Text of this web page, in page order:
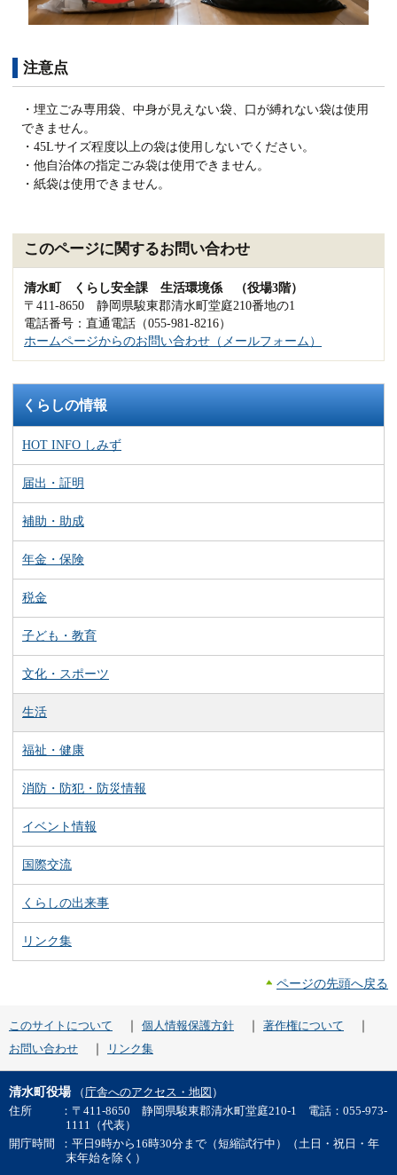
注意点
・埋立ごみ専用袋、中身が見えない袋、口が縛れない袋は使用
できません。
・45Lサイズ程度以上の袋は使用しないでください。
・他自治体の指定ごみ袋は使用できません。
・紙袋は使用できません。
このページに関するお問い合わせ
清水町 くらし安全課 生活環境係 （役場3階）
〒411-8650 静岡県駿東郡清水町堂庭210番地の1
電話番号：直通電話（055-981-8216）
ホームページからのお問い合わせ（メールフォーム）
くらしの情報
HOT INFO しみず
届出・証明
補助・助成
年金・保険
税金
子ども・教育
文化・スポーツ
生活
福祉・健康
消防・防犯・防災情報
イベント情報
国際交流
くらしの出来事
リンク集
ページの先頭へ戻る
このサイトについて｜ 個人情報保護方針｜ 著作権について｜
お問い合わせ｜ リンク集
清水町役場（庁舎へのアクセス・地図 ）
住所
：〒411-8650 静岡県駿東郡清水町堂庭210-1 電話：055-973-
1111（代表）
開庁時間
：平日9時から16時30分まで（短縮試行中）（土日・祝日・年
末年始を除く）